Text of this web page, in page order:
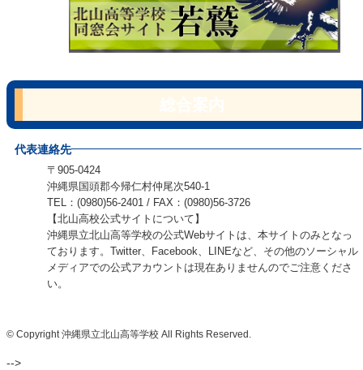
代表連絡先
〒905-0424
沖縄県国頭郡今帰仁村仲尾次540-1
TEL：(0980)56-2401 / FAX：(0980)56-3726
【北山高校公式サイトについて】
沖縄県立北山高等学校の公式Webサイトは、本サイトのみとなっ
ております。Twitter、Facebook、LINEなど、その他のソーシャル
メディアでの公式アカウントは現在ありませんのでご注意くださ
い。
© Copyright 沖縄県立北山高等学校 All Rights Reserved.
-->